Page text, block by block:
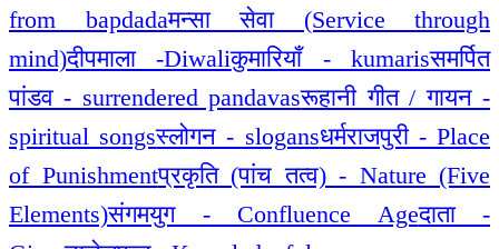
from bapdadaमन्सा सेवा (Service through
mind)दीपमाला -Diwaliकुमारियाँ - kumarisसमर्पित
पांडव - surrendered pandavasरूहानी गीत / गायन -
spiritual songsस्लोगन - slogansधर्मराजपुरी - Place
of Punishmentप्रकृति (पांच तत्व) - Nature (Five
Elements)संगमयुग - Confluence Ageदाता -